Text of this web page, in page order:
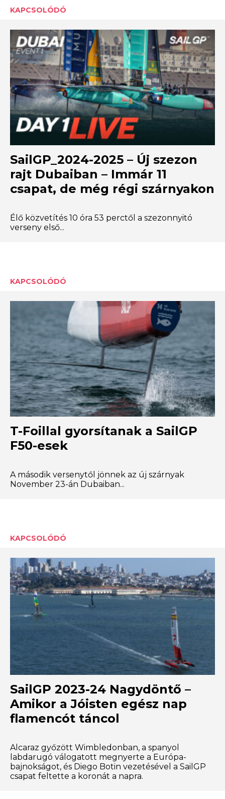
KAPCSOLÓDÓ
SailGP_2024-2025 – Új szezon
rajt Dubaiban – Immár 11
csapat, de még régi szárnyakon
Élő közvetítés 10 óra 53 perctől a szezonnyitó
verseny első...
KAPCSOLÓDÓ
T-Foillal gyorsítanak a SailGP
F50-esek
A második versenytől jönnek az új szárnyak
November 23-án Dubaiban...
KAPCSOLÓDÓ
SailGP 2023-24 Nagydöntő –
Amikor a Jóisten egész nap
flamencót táncol
Alcaraz győzött Wimbledonban, a spanyol
labdarugó válogatott megnyerte a Európa-
bajnokságot, és Diego Botin vezetésével a SailGP
csapat feltette a koronát a napra.